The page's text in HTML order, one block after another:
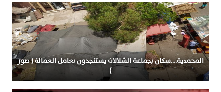
المحمدية….سكان بجماعة الشلالات يستنجدون بعامل العمالة ( صور
)